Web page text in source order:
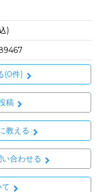
)
(0件)
稿
教える
合わせる